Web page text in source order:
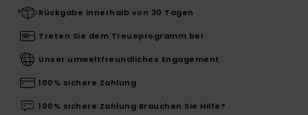
Rückgabe innerhalb von 30 Tagen
Treten Sie dem Treueprogramm bei
Unser umweltfreundliches Engagement
100% sichere Zahlung
100% sichere Zahlung Brauchen Sie Hilfe?